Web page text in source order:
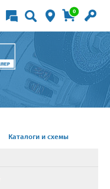
0
Каталоги и схемы